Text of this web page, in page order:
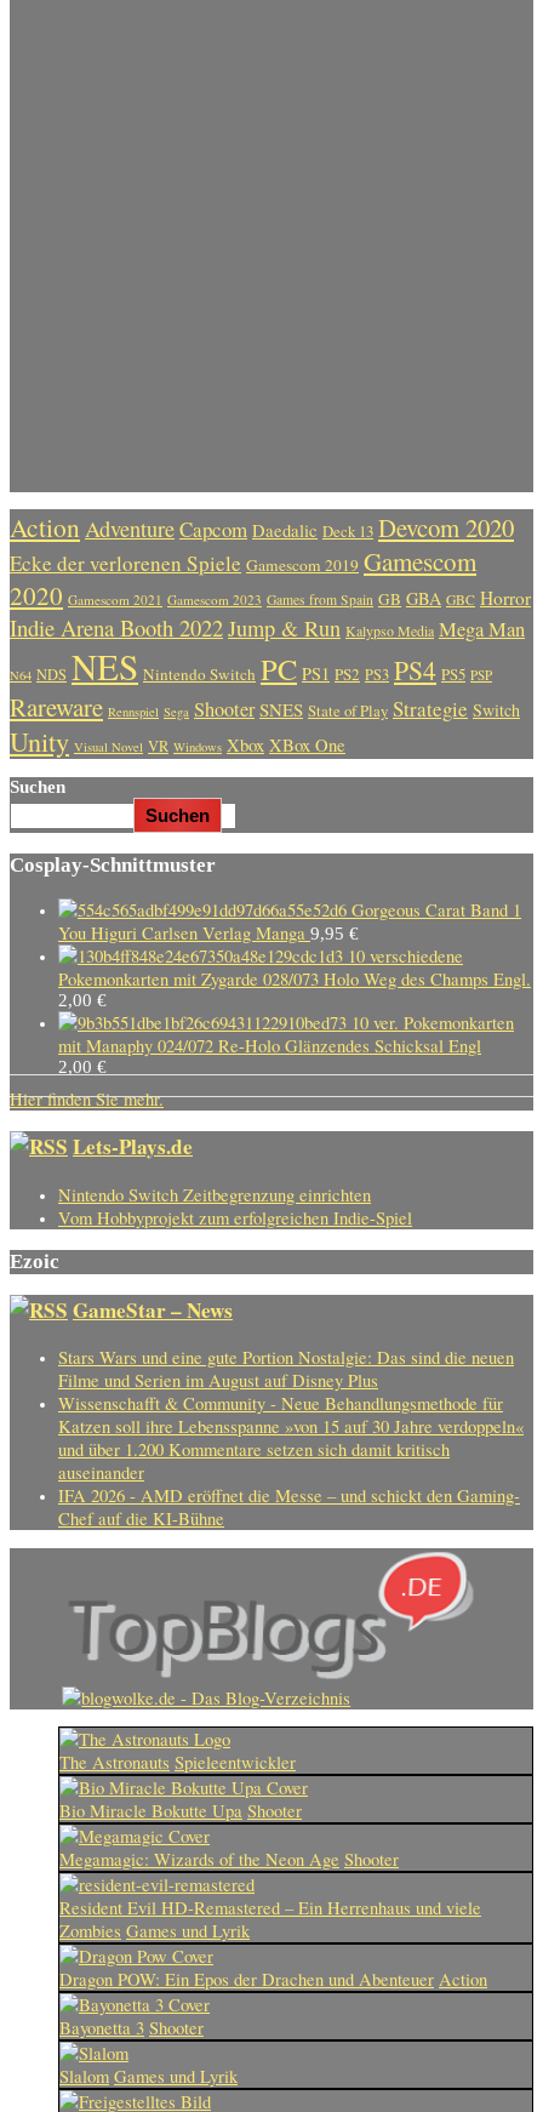
Action AdventureCapcom Daedalic Deck 13 Devcom 2020
Ecke der verlorenen Spiele Gamescom 2019 Gamescom
2020 Gamescom 2021 Gamescom 2023 Games from Spain GB GBA GBC Horror
Indie Arena Booth 2022Jump & Run Kalypso Media Mega Man
N64 NDS NES Nintendo Switch PC PS1 PS2 PS3 PS4 PS5 PSP
Rareware Rennspiel Sega Shooter SNES State of Play Strategie Switch
Unity Visual Novel VR Windows Xbox XBox One
Suchen
Suchen
Cosplay-Schnittmuster
Gorgeous Carat Band 1
You Higuri Carlsen Verlag Manga 9,95 €
10 verschiedene
Pokemonkarten mit Zygarde 028/073 Holo Weg des Champs Engl.
2,00 €
10 ver. Pokemonkarten
mit Manaphy 024/072 Re-Holo Glänzendes Schicksal Engl
2,00 €
Hier finden Sie mehr.
Lets-Plays.de
Nintendo Switch Zeitbegrenzung einrichten
Vom Hobbyprojekt zum erfolgreichen Indie-Spiel
Ezoic
GameStar – News
Stars Wars und eine gute Portion Nostalgie: Das sind die neuen
Filme und Serien im August auf Disney Plus
Wissenschafft & Community - Neue Behandlungsmethode für
Katzen soll ihre Lebensspanne »von 15 auf 30 Jahre verdoppeln«
und über 1.200 Kommentare setzen sich damit kritisch
auseinander
IFA 2026 - AMD eröffnet die Messe – und schickt den Gaming-
Chef auf die KI-Bühne
The Astronauts Spieleentwickler
Bio Miracle Bokutte Upa Shooter
Megamagic: Wizards of the Neon Age Shooter
Resident Evil HD-Remastered – Ein Herrenhaus und viele
Zombies Games und Lyrik
Dragon POW: Ein Epos der Drachen und Abenteuer Action
Bayonetta 3 Shooter
Slalom Games und Lyrik